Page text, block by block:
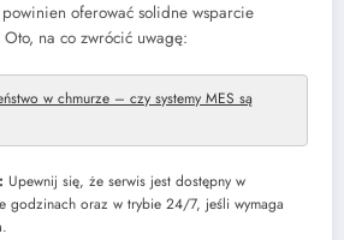
powinien oferować solidne wsparcie
na co zwrócić uwagę:
w chmurze – czy systemy MES są
Upewnij się, że serwis jest dostępny w
godzinach oraz w trybie 24/7, jeśli wymaga